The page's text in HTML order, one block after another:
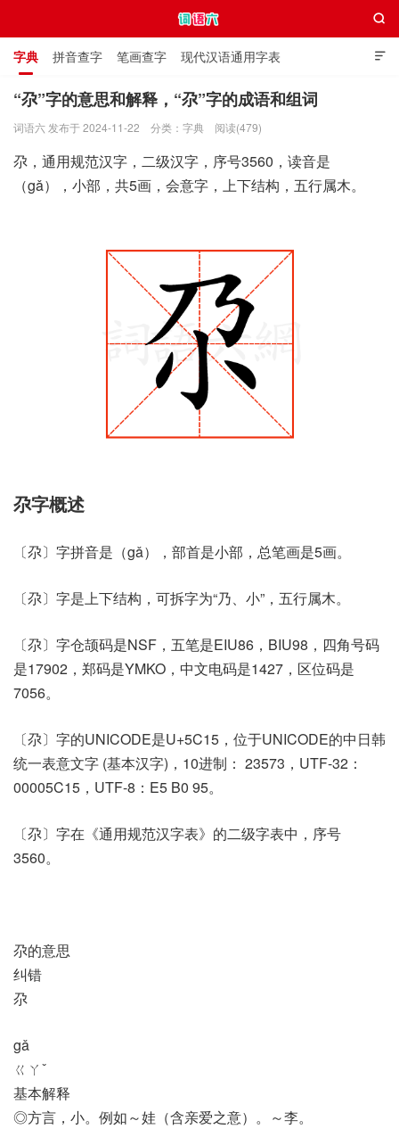

字典 拼音查字 笔画查字 现代汉语通用字表
通用规范汉字表 叠字大全 独体字大全 极简英语词典

“尕”字的意思和解释，“尕”字的成语和组词
词语六 发布于 2024-11-22 分类： 字典 阅读(479)
尕，通用规范汉字，二级汉字，序号3560，读音是
（gǎ），小部，共5画，会意字，上下结构，五行属木。
尕字概述
〔尕〕字拼音是（gǎ），部首是小部，总笔画是5画。
〔尕〕字是上下结构，可拆字为“乃、小”，五行属木。
〔尕〕字仓颉码是NSF，五笔是EIU86，BIU98，四角号码
是17902，郑码是YMKO，中文电码是1427，区位码是
7056。
〔尕〕字的UNICODE是U+5C15，位于UNICODE的中日韩
统一表意文字 (基本汉字)，10进制： 23573，UTF-32：
00005C15，UTF-8：E5 B0 95。
〔尕〕字在《通用规范汉字表》的二级字表中，序号
3560。
尕的意思
纠错
尕
gǎ
ㄍㄚˇ
基本解释
◎方言，小。例如～娃（含亲爱之意）。～李。